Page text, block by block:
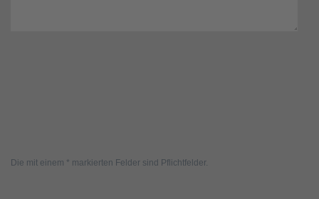
Die mit einem * markierten Felder sind Pflichtfelder.